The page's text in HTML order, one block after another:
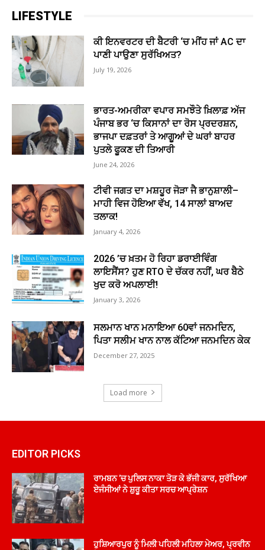
LIFESTYLE
ਕੀ ਇਨਵਰਟਰ ਦੀ ਬੈਟਰੀ ‘ਚ ਮੀਂਹ ਜਾਂ AC ਦਾ
ਪਾਣੀ ਪਾਉਣਾ ਸੁਰੱਖਿਅਤ?
July 19, 2026
ਭਾਰਤ-ਅਮਰੀਕਾ ਵਪਾਰ ਸਮਝੌਤੇ ਖ਼ਿਲਾਫ਼ ਅੱਜ
ਪੰਜਾਬ ਭਰ ‘ਚ ਕਿਸਾਨਾਂ ਦਾ ਰੋਸ ਪ੍ਰਦਰਸ਼ਨ,
ਭਾਜਪਾ ਦਫ਼ਤਰਾਂ ਤੇ ਆਗੂਆਂ ਦੇ ਘਰਾਂ ਬਾਹਰ
ਪੁਤਲੇ ਫੂਕਣ ਦੀ ਤਿਆਰੀ
June 24, 2026
ਟੀਵੀ ਜਗਤ ਦਾ ਮਸ਼ਹੂਰ ਜੋੜਾ ਜੈ ਭਾਨੁਸ਼ਾਲੀ–
ਮਾਹੀ ਵਿਜ ਹੋਇਆ ਵੱਖ, 14 ਸਾਲਾਂ ਬਾਅਦ
ਤਲਾਕ!
January 4, 2026
2026 ’ਚ ਖ਼ਤਮ ਹੋ ਰਿਹਾ ਡਰਾਈਵਿੰਗ
ਲਾਇਸੈਂਸ? ਹੁਣ RTO ਦੇ ਚੱਕਰ ਨਹੀਂ, ਘਰ ਬੈਠੇ
ਖੁਦ ਕਰੋ ਅਪਲਾਈ!
January 3, 2026
ਸਲਮਾਨ ਖਾਨ ਮਨਾਇਆ 60ਵਾਂ ਜਨਮਦਿਨ,
ਪਿਤਾ ਸਲੀਮ ਖਾਨ ਨਾਲ ਕੱਟਿਆ ਜਨਮਦਿਨ ਕੇਕ
December 27, 2025
Load more
EDITOR PICKS
ਰਾਮਬਨ ’ਚ ਪੁਲਿਸ ਨਾਕਾ ਤੋੜ ਕੇ ਭੱਜੀ ਕਾਰ, ਸੁਰੱਖਿਆ
ਏਜੰਸੀਆਂ ਨੇ ਸ਼ੁਰੂ ਕੀਤਾ ਸਰਚ ਆਪ੍ਰੇਸ਼ਨ
ਹੁਸ਼ਿਆਰਪੁਰ ਨੂੰ ਮਿਲੀ ਪਹਿਲੀ ਮਹਿਲਾ ਮੇਅਰ, ਪ੍ਰਵੀਨ